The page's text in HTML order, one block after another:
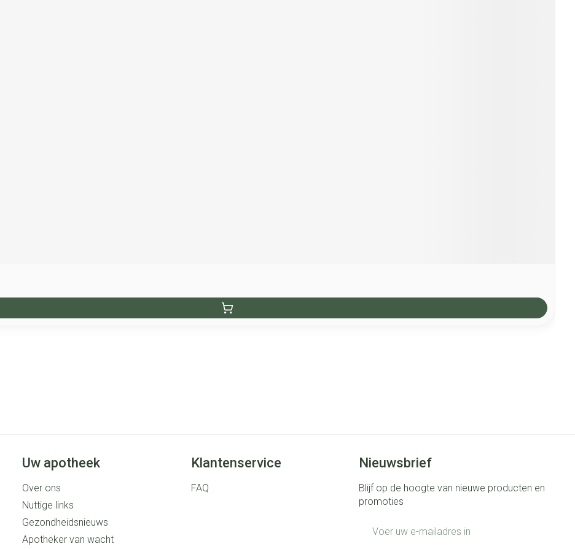
Uw apotheek
Over ons
Nuttige links
Gezondheidsnieuws
Apotheker van wacht
Klantenservice
FAQ
Nieuwsbrief
Blijf op de hoogte van nieuwe producten en
promoties